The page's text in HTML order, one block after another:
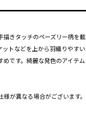
描きタッチのペーズリー柄を載
トなどを上から羽織りやすい
です。綺麗な発色のアイテム
が異なる場合がございます。